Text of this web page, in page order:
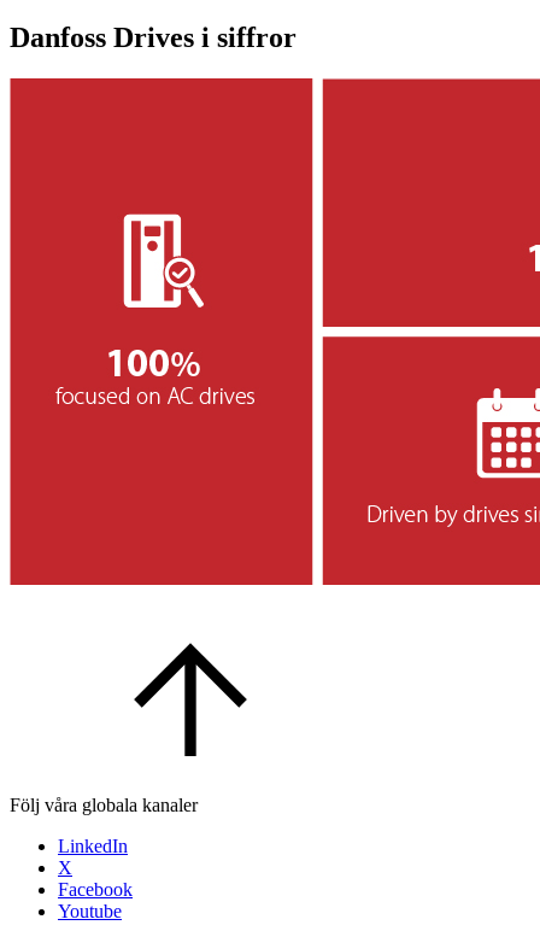
Danfoss Drives i siffror
Följ våra globala kanaler
LinkedIn
X
Facebook
Youtube